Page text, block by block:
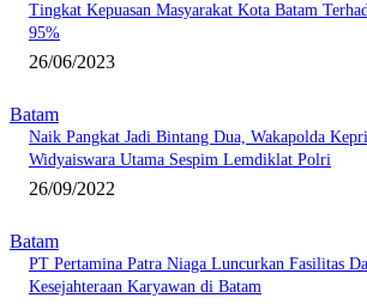
Tingkat Kepuasan Masyarakat Kota Batam
95%
26/06/2023
Batam
Naik Pangkat Jadi Bintang Dua, Wakapolda
Widyaiswara Utama Sespim Lemdiklat Polri
26/09/2022
Batam
PT Pertamina Patra Niaga Luncurkan Fasilitas
Kesejahteraan Karyawan di Batam